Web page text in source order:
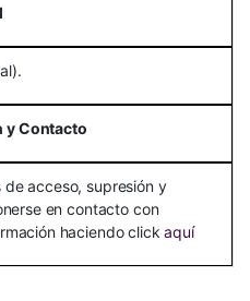
y Contacto
acceso, supresión y
en contacto con
haciendo clickaquí